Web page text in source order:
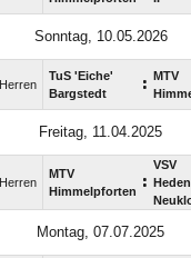
Sonntag, 10.05.2026
Herren
TuS 'Eiche'
Bargstedt
:
MTV
Freitag, 11.04.2025
Herren
MTV
Himmelpforten :
VSV
Montag, 07.07.2025